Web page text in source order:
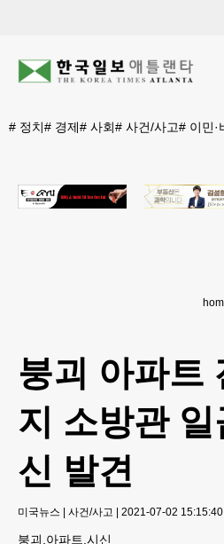
# 정치# 경제# 사회# 사건/사고# 이민·
붕괴 아파트
지 소방관 일
신 발견
미국뉴스 | 사건/사고 | 2021-07-02 15:15:40
붕괴,아파트,시신